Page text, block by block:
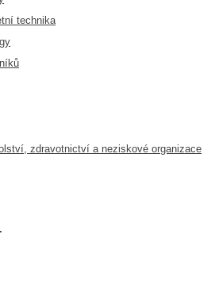
technika
zdravotnictví a neziskové organizace